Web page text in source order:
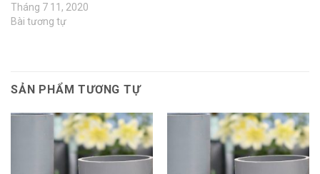
Tháng 7 11, 2020
Bài tương tự
SẢN PHẨM TƯƠNG TỰ